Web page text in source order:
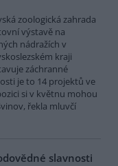
zoologická zahrada
výstavě na
nádražích v
kraji
záchranné
je to 14 projektů ve
si v květnu mohou
řekla mluvčí
slavnosti